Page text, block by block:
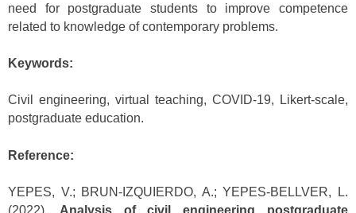
need for postgraduate students to improve competence
related to knowledge of contemporary problems.
Keywords:
Civil engineering, virtual teaching, COVID-19, Likert-scale,
postgraduate education.
Reference:
YEPES, V.; BRUN-IZQUIERDO, A.; YEPES-BELLVER, L.